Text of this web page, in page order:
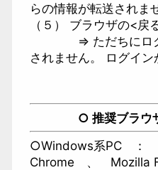
らの情報が転送されま
（５） ブラウザの<
⇒ ただちにログア
されません。 ログイン
○ 推奨ブラウ
○Windows系PC ：
Chrome 、 Mozilla